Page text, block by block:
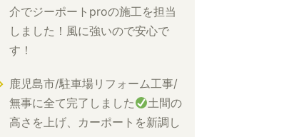
介でジーポートproの施工を担当
しました！風に強いので安心で
す！
鹿児島市/駐車場リフォーム工事/
無事に全て完了しました
土間の
高さを上げ、カーポートを新調し